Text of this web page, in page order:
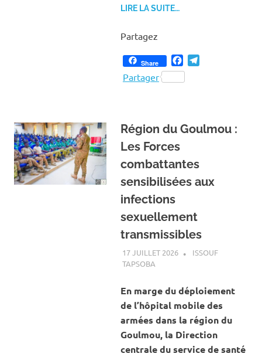
LIRE LA SUITE…
Partagez
Share Facebook
Partager
Région du Goulmou :
Les Forces
combattantes
sensibilisées aux
infections
sexuellement
transmissibles ‎
17 JUILLET 2026
ISSOUF
TAPSOBA
En marge du déploiement
de l’hôpital mobile des
armées dans la région du
Goulmou, la Direction
centrale du service de santé